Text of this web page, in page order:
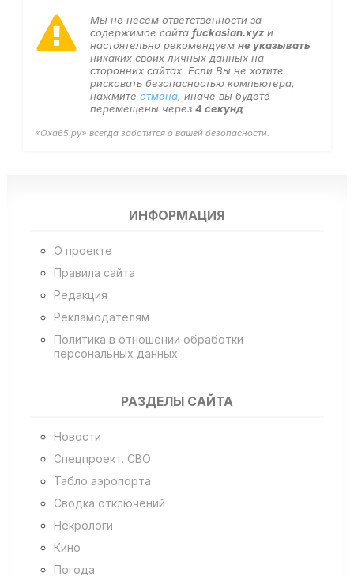
Мы не несем ответственности за
содержимое сайта fuckasian.xyzи
настоятельно рекомендуем не указывать
никаких своих личных данных на
сторонних сайтах. Если Вы не хотите
рисковать безопасностью компьютера,
нажмите отмена, иначе вы будете
перемещены через 4 секунд
«Оха65.ру» всегда заботится о вашей безопасности.
ИНФОРМАЦИЯ
О проекте
Правила сайта
Редакция
Рекламодателям
Политика в отношении обработки
персональных данных
РАЗДЕЛЫ САЙТА
Новости
Спецпроект. СВО
Табло аэропорта
Сводка отключений
Некрологи
Кино
Погода